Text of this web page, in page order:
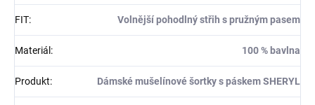
FIT: Volnější pohodlný střih s pružným pasem
Materiál : 100 % bavlna
Produkt: Dámské mušelínové šortky s páskem SHERYL